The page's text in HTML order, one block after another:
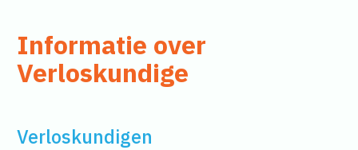
Informatie over
Verloskundige
Verloskundigen